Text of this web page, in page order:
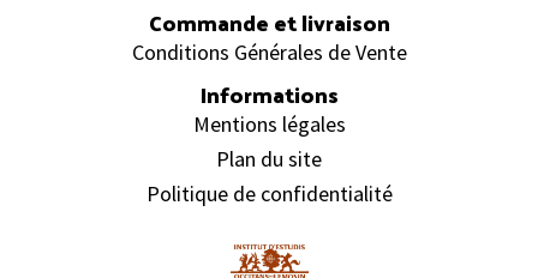
Commande et livraison
Conditions Générales de Vente
Informations
Mentions légales
Plan du site
Politique de confidentialité